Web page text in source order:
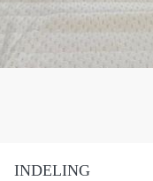
INDELING